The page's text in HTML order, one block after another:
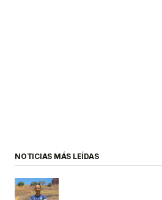
NOTICIAS MÁS LEÍDAS